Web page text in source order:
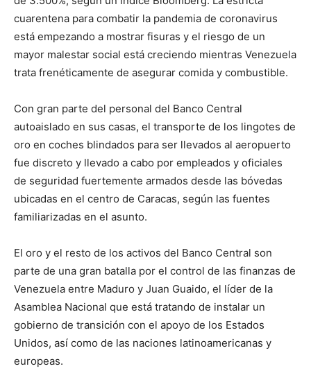
cuarentena para combatir la pandemia de coronavirus
está empezando a mostrar fisuras y el riesgo de un
mayor malestar social está creciendo mientras Venezuela
trata frenéticamente de asegurar comida y combustible.
Con gran parte del personal del Banco Central
autoaislado en sus casas, el transporte de los lingotes de
oro en coches blindados para ser llevados al aeropuerto
fue discreto y llevado a cabo por empleados y oficiales
de seguridad fuertemente armados desde las bóvedas
ubicadas en el centro de Caracas, según las fuentes
familiarizadas en el asunto.
El oro y el resto de los activos del Banco Central son
parte de una gran batalla por el control de las finanzas de
Venezuela entre Maduro y Juan Guaido, el líder de la
Asamblea Nacional que está tratando de instalar un
gobierno de transición con el apoyo de los Estados
Unidos, así como de las naciones latinoamericanas y
europeas.